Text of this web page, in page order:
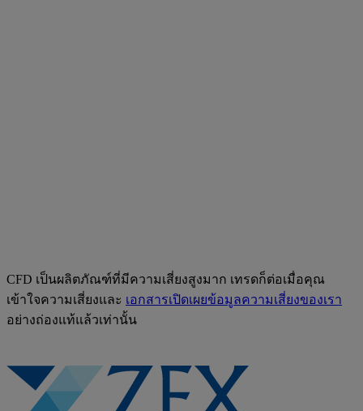
CFD เป็นผลิตภัณฑ์ที่มีความเสี่ยงสูงมาก เทรดก็ต่อเมื่อคุณ
เข้าใจความเสี่ยงและ เอกสารเปิดเผยข้อมูลความเสี่ยงของเรา
อย่างถ่องแท้แล้วเท่านั้น